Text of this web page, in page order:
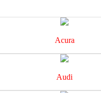
Acura
Audi